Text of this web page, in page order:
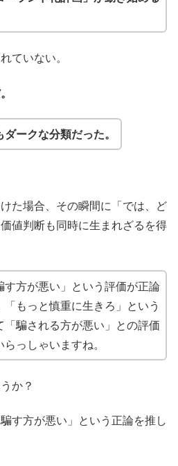
ていない。
ークな分類だった。
た場合、その瞬間に「では、ど
値判断も同時に生まれざるを得
す方が悪い」という評価が正論
「もっと慎重に生きろ」という
「騙される方が悪い」との評価
っしゃいますね。
か？
す方が悪い」という正論を推し